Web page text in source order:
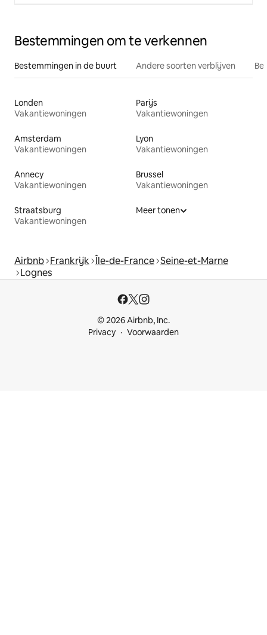
Bestemmingen om te verkennen
Bestemmingen in de buurt Andere soorten verblijven
Londen
Vakantiewoningen
Parijs
Vakantiewoningen
Amsterdam
Vakantiewoningen
Lyon
Vakantiewoningen
Annecy
Vakantiewoningen
Brussel
Vakantiewoningen
Straatsburg
Vakantiewoningen
Meer tonen
Airbnb Frankrijk Île-de-France Seine-et-Marne
Lognes
© 2026 Airbnb, Inc.
Privacy
Voorwaarden